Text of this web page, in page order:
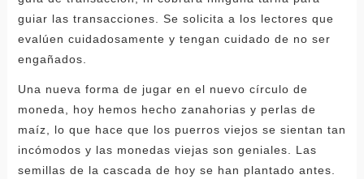
guiar las transacciones. Se solicita a los lectores que
evalúen cuidadosamente y tengan cuidado de no ser
engañados.
Una nueva forma de jugar en el nuevo círculo de
moneda, hoy hemos hecho zanahorias y perlas de
maíz, lo que hace que los puerros viejos se sientan tan
incómodos y las monedas viejas son geniales. Las
semillas de la cascada de hoy se han plantado antes.